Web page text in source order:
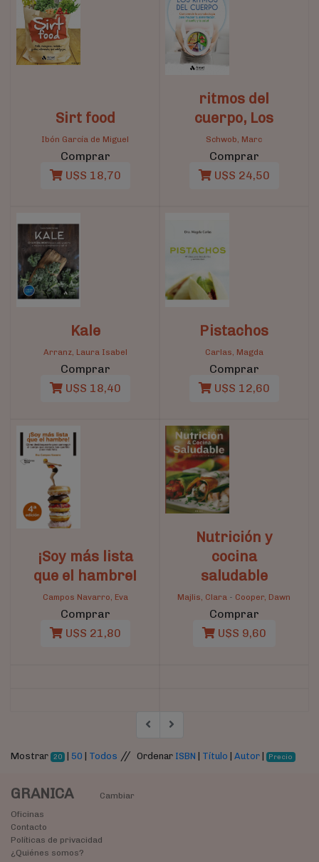
Sirt food
Ibón García de Miguel
Comprar
U$S 18,70
ritmos del
cuerpo, Los
Schwob, Marc
Comprar
U$S 24,50
Kale
Arranz, Laura Isabel
Comprar
U$S 18,40
Pistachos
Carlas, Magda
Comprar
U$S 12,60
¡Soy más lista
que el hambre!
Campos Navarro, Eva
Comprar
U$S 21,80
Nutrición y
cocina
saludable
Majlis, Clara - Cooper, Dawn
Comprar
U$S 9,60
Mostrar 20 | 50 Todos // Ordenar ISBN Título Autor| Precio
GRANICA
Cambiar
Oficinas
Contacto
Políticas de privacidad
¿Quiénes somos?